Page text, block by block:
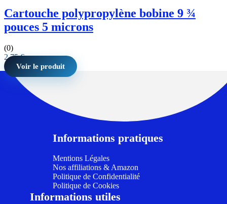
Cartouche polypropylène bobine 9 ¾
pouces 5 microns
(0)
2,75€
Voir le produit
Informations pratiques
Mentions Légales
Nos affiliations & Amazon
Politique de Confidentialité
Politique de Cookies
Informations utiles